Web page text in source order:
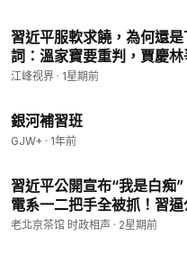
習近平服軟求饒，為何還
詞：溫家寶要重判，賈慶
材料【江峰視界20260725
江峰视界 · 1星期前
銀河補習班
GJW+ · 1年前
習近平公開宣布“我是白痴
電系一二把手全被抓！習
安檢出事！（老北京茶館/
老北京茶馆 时政相声 · 2星期前